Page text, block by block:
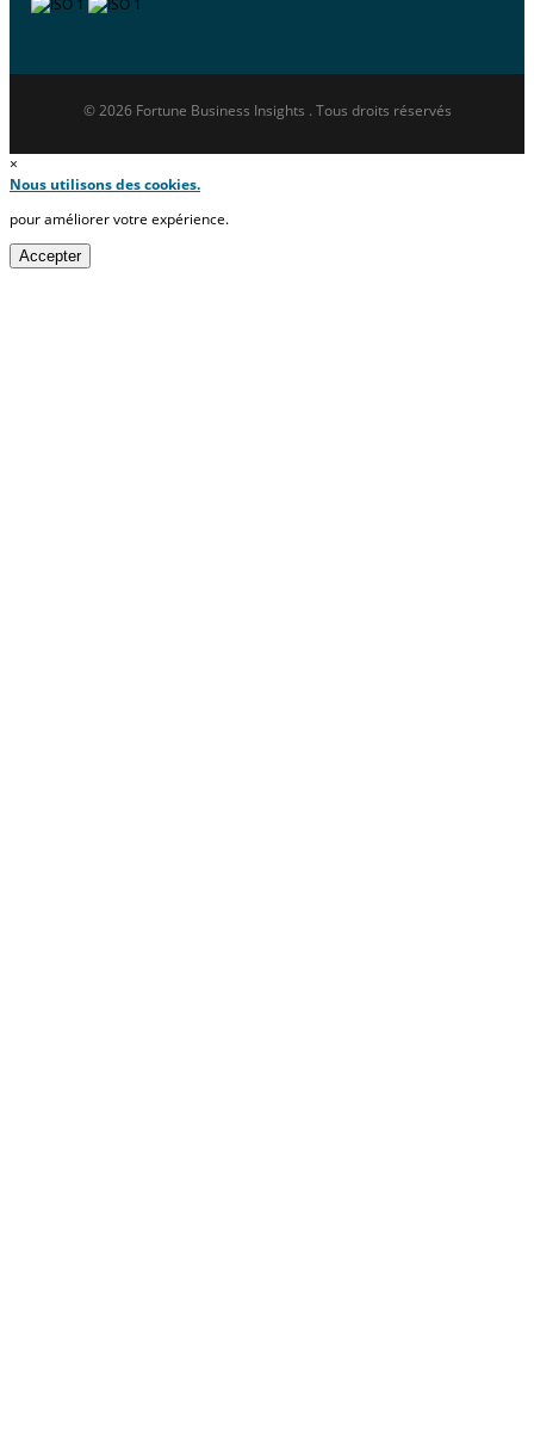
© 2026 Fortune Business Insights . Tous droits réservés
×
Nous utilisons des cookies.
pour améliorer votre expérience.
Accepter